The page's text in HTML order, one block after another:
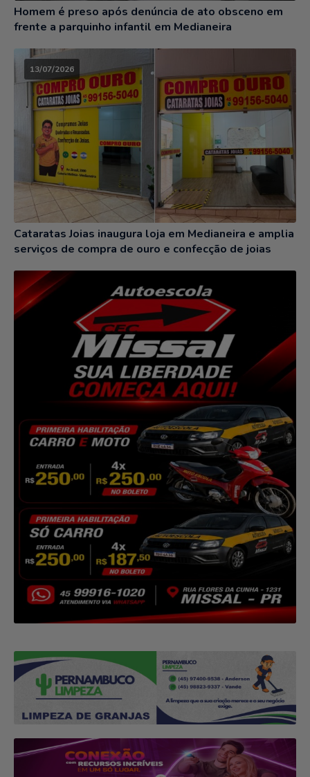
Homem é preso após denúncia de ato obsceno em
frente a parquinho infantil em Medianeira
13/07/2026
Cataratas Joias inaugura loja em Medianeira e amplia
serviços de compra de ouro e confecção de joias